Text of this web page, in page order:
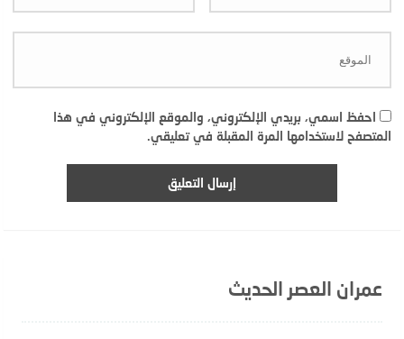
احفظ اسمي، بريدي الإلكتروني، والموقع الإلكتروني في هذا
المتصفح لاستخدامها المرة المقبلة في تعليقي.
عمران العصر الحديث